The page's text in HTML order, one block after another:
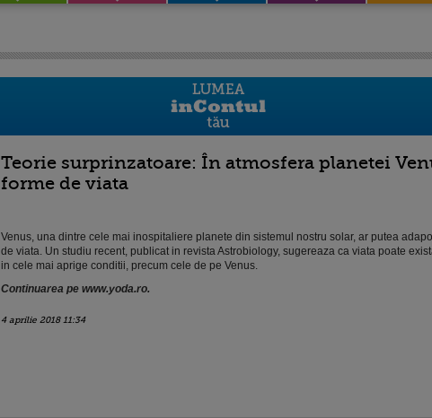
Teorie surprinzatoare: În atmosfera planetei
forme de viata
Venus, una dintre cele mai inospitaliere planete din sistemul nostru solar, ar putea
de viata. Un studiu recent, publicat in revista Astrobiology, sugereaza ca viata poate
in cele mai aprige conditii, precum cele de pe Venus.
Continuarea pe www.yoda.ro.
4 aprilie 2018 11:34